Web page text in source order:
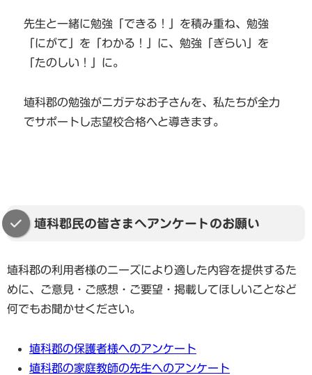
先生と一緒に勉強「できる！」を積み重ね、勉強
「にがて」を「わかる！」に、勉強「ぎらい」を
「たのしい！」に。
埴科郡の勉強がニガテなお子さんを、私たちが全力
でサポートし志望校合格へと導きます。
埴科郡民の皆さまへアンケートのお願い
埴科郡の利用者様のニーズにより適した内容を提供するた
めに、ご意見・ご感想・ご要望・掲載してほしいことなど
何でもお聞かせください。
埴科郡の保護者様へのアンケート
埴科郡の家庭教師の先生へのアンケート